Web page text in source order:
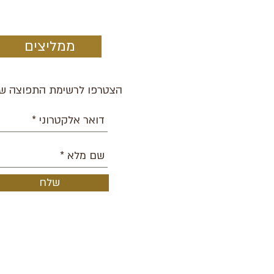
ממליצים
הצטרפו לרשימת התפוצה
שלח